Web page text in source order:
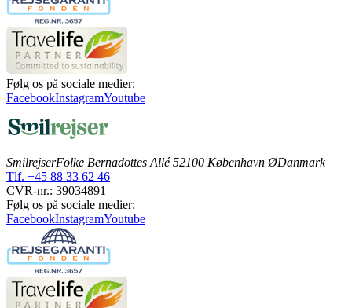
Følg os på sociale medier:
FacebookInstagramYoutube
SmilrejserFolke Bernadottes Allé 52100 København ØDanmark
Tlf. +45 88 33 62 46
CVR-nr.: 39034891
Følg os på sociale medier:
FacebookInstagramYoutube